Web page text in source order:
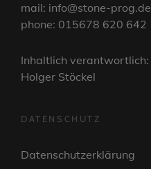
mail: info@stone-prog.de
phone: 015678 620 642
Inhaltlich verantwortlich:
Holger Stöckel
DATENSCHUTZ
Datenschutzerklärung